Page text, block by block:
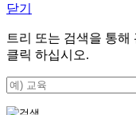
닫기
트리 또는 검색을 통
클릭 하십시오.